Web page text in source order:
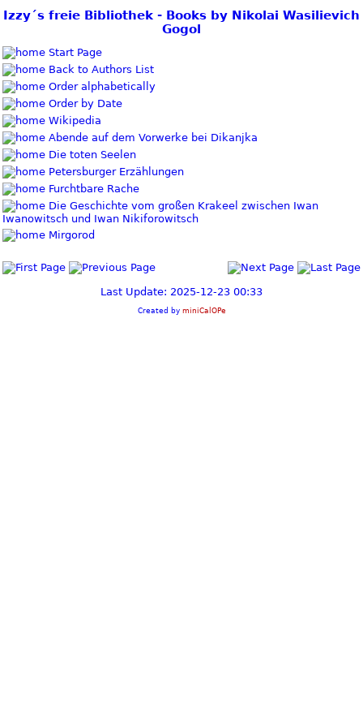
Izzy´s freie Bibliothek - Books by Nikolai Wasilievich
Gogol
Start Page
Back to Authors List
Order alphabetically
Order by Date
Wikipedia
Abende auf dem Vorwerke bei Dikanjka
Die toten Seelen
Petersburger Erzählungen
Furchtbare Rache
Die Geschichte vom großen Krakeel zwischen Iwan
Iwanowitsch und Iwan Nikiforowitsch
Mirgorod
Last Update: 2025-12-23 00:33
Created by miniCalOPe